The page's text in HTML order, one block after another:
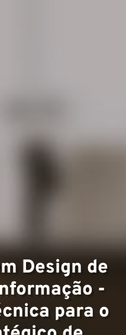
Design de
-
para o